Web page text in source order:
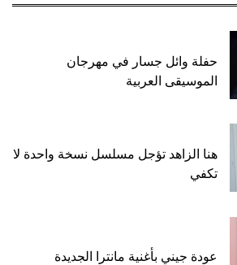
حفلة وائل جسار في مهرجان
الموسيقى العربية
هنا الزاهد تؤجل مسلسل نسخة واحدة لا
تكفي
عودة جيني بأغنية مانترا الجديدة